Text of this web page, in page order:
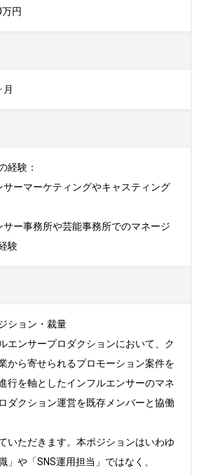
円
経験：
サーマーケティングやキャスティング
サー事務所や芸能事務所でのマネージ
験
ション・裁量
エンサープロダクションにおいて、ク
から寄せられるプロモーション案件を
行を軸としたインフルエンサーのマネ
ダクション運営を既存メンバーと協働
いただきます。本ポジションはいわゆ
」や「SNS運用担当」ではなく、